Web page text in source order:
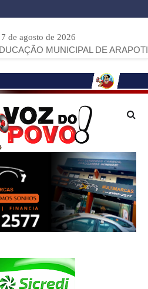
de agosto de 2026
DE ARAPOTI AVANÇA E